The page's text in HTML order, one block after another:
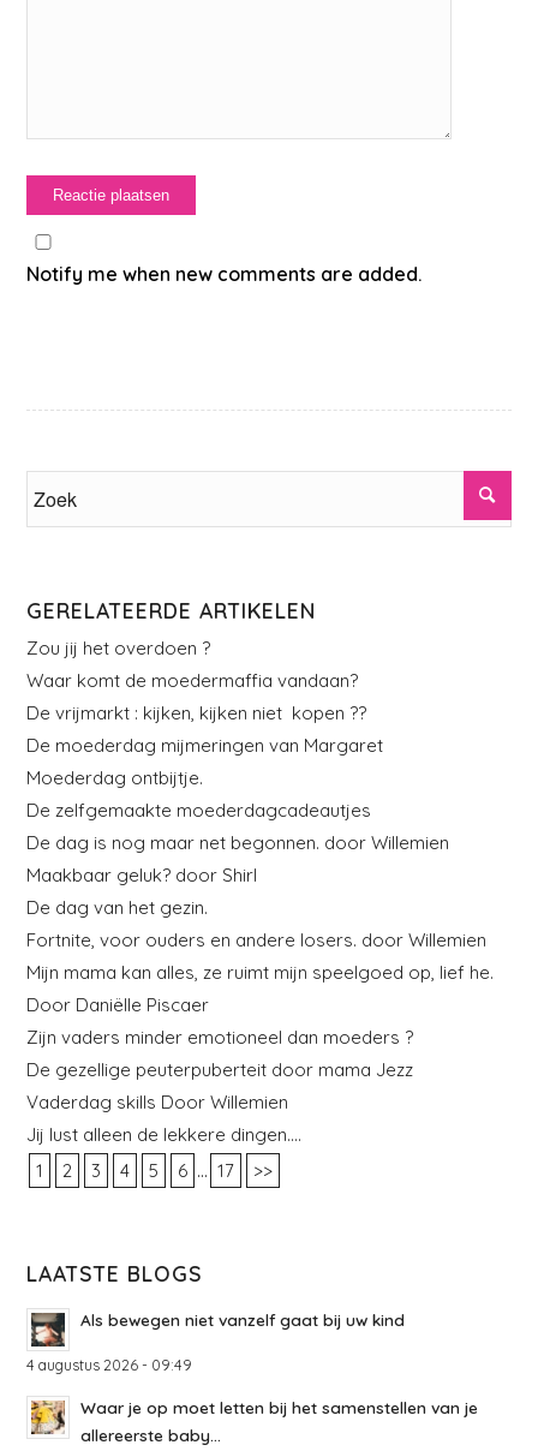
Notify me when new comments are added.
GERELATEERDE ARTIKELEN
Zou jij het overdoen ?
Waar komt de moedermaffia vandaan?
De vrijmarkt : kijken, kijken niet kopen ??
De moederdag mijmeringen van Margaret
Moederdag ontbijtje.
De zelfgemaakte moederdagcadeautjes
De dag is nog maar net begonnen. door Willemien
Maakbaar geluk? door Shirl
De dag van het gezin.
Fortnite, voor ouders en andere losers. door Willemien
Mijn mama kan alles, ze ruimt mijn speelgoed op, lief he.
Door Daniëlle Piscaer
Zijn vaders minder emotioneel dan moeders ?
De gezellige peuterpuberteit door mama Jezz
Vaderdag skills Door Willemien
Jij lust alleen de lekkere dingen….
1
2 3 4 5 6 ... 17 >>
LAATSTE BLOGS
Als bewegen niet vanzelf gaat bij uw kind
4 augustus 2026 - 09:49
Waar je op moet letten bij het samenstellen van je
allereerste baby...